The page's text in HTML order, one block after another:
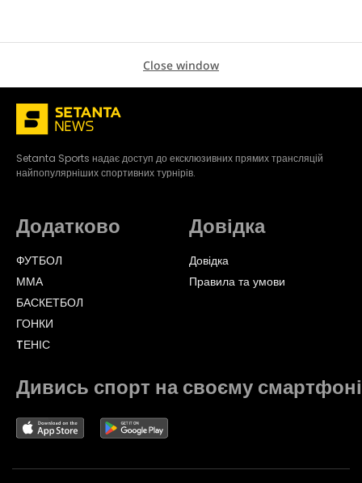
Close window
Setanta Sports надає доступ до ексклюзивних прямих трансляцій
найпопулярніших спортивних турнірів.
Додатково
ФУТБОЛ
ММА
БАСКЕТБОЛ
ГОНКИ
TЕНІС
Довідка
Довідка
Правила та умови
Дивись спорт на своєму смартфоні